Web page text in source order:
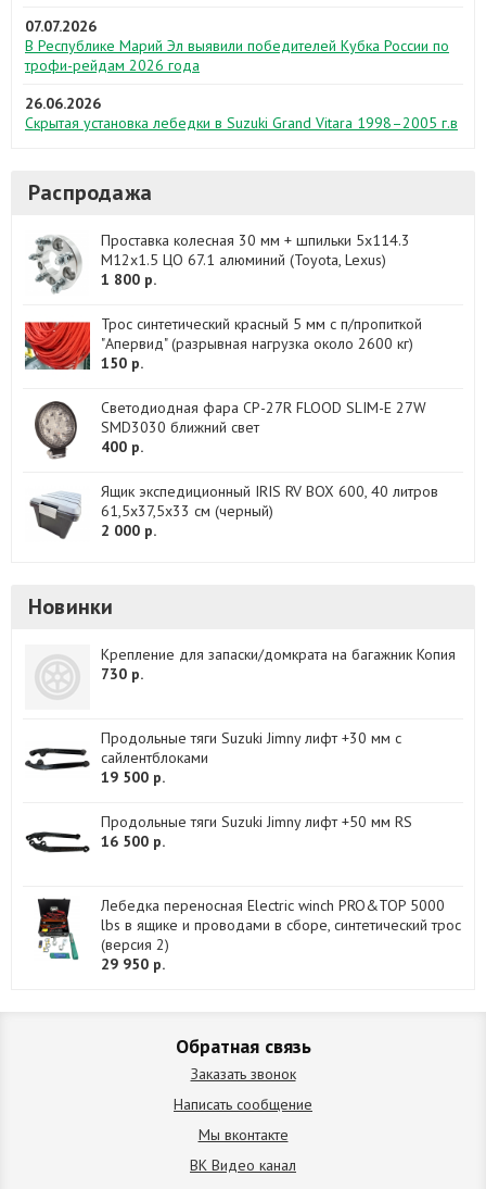
07.07.2026
В Республике Марий Эл выявили победителей Кубка России по
трофи-рейдам 2026 года
26.06.2026
Скрытая установка лебедки в Suzuki Grand Vitara 1998–2005 г.в
Распродажа
Проставка колесная 30 мм + шпильки 5х114.3
М12х1.5 ЦО 67.1 алюминий (Toyota, Lexus)
1 800 р.
Трос синтетический красный 5 мм с п/пропиткой
"Апервид" (разрывная нагрузка около 2600 кг)
150 р.
Светодиодная фара CP-27R FLOOD SLIM-E 27W
SMD3030 ближний свет
400 р.
Ящик экспедиционный IRIS RV BOX 600, 40 литров
61,5x37,5x33 см (черный)
2 000 р.
Новинки
Крепление для запаски/домкрата на багажник Копия
730 р.
Продольные тяги Suzuki Jimny лифт +30 мм с
сайлентблоками
19 500 р.
Продольные тяги Suzuki Jimny лифт +50 мм RS
16 500 р.
Лебедка переносная Electric winch PRO&TOP 5000
lbs в ящике и проводами в сборе, синтетический трос
(версия 2)
29 950 р.
Обратная связь
Заказать звонок
Написать сообщение
Мы вконтакте
ВК Видео канал